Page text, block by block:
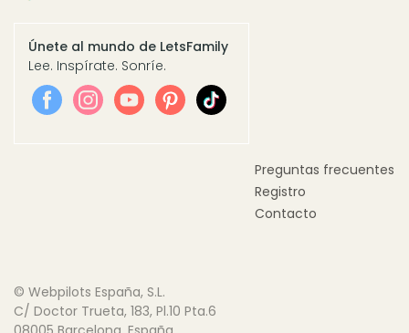
Únete al mundo de LetsFamily
Lee. Inspírate. Sonríe.
Preguntas frecuentes
Registro
Contacto
© Webpilots España, S.L.
C/ Doctor Trueta, 183, Pl.10 Pta.6